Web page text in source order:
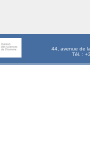
44, avenue de
Tél. :